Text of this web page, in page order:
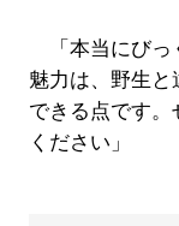
「本当にびっ
魅力は、野生
できる点です。
ください」